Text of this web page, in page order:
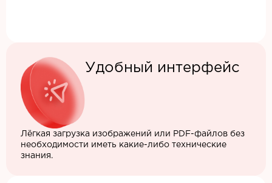
Удобный интерфейс
Лёгкая загрузка изображений или PDF-файлов без
необходимости иметь какие-либо технические
знания.